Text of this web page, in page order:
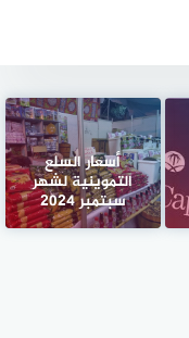
أسعار السلع
التموينية لشهر
سبتمبر 2024